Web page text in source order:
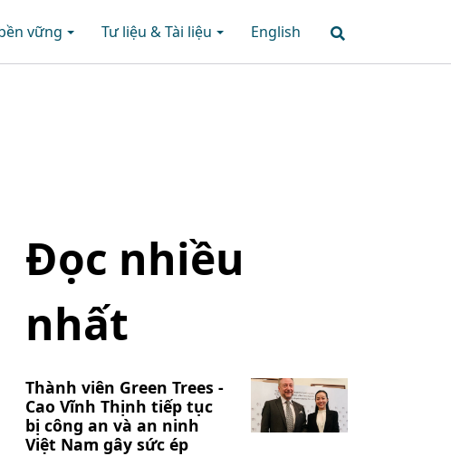
vững Tư liệu & Tài liệu English
Đọc nhiều
nhất
Thành viên Green Trees -
Cao Vĩnh Thịnh tiếp tục
bị công an và an ninh
Việt Nam gây sức ép